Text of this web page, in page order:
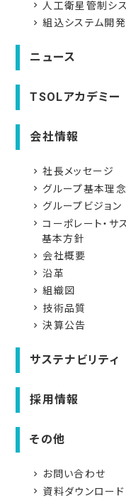
navigate_next 人工衛星管制シ
navigate_next 組込システム開発
ニュース
TSOLアカデミー
会社情報
navigate_next 社長メッセージ
navigate_next グループ基本理念
navigate_next グループビジョン
navigate_next
コーポレート・サ
基本方針
navigate_next 会社概要
navigate_next 沿革
navigate_next 組織図
navigate_next 技術品質
navigate_next 決算公告
サステナビリティ
採用情報
その他
navigate_next お問い合わせ
navigate_next 資料ダウンロード